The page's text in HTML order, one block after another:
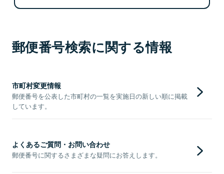
郵便番号検索に関する情報
市町村変更情報
郵便番号を公表した市町村の一覧を実施日の新しい順に掲載
しています。
よくあるご質問・お問い合わせ
郵便番号に関するさまざまな疑問にお答えします。